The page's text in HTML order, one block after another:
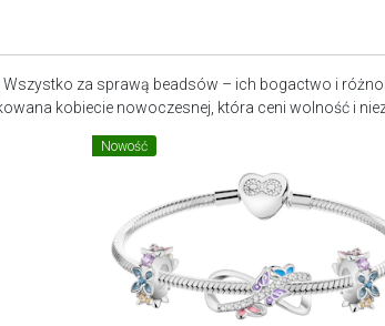
za sprawą beadsów – ich bogactwo i
kobiecie nowoczesnej, która ceni wolność i
Nowość